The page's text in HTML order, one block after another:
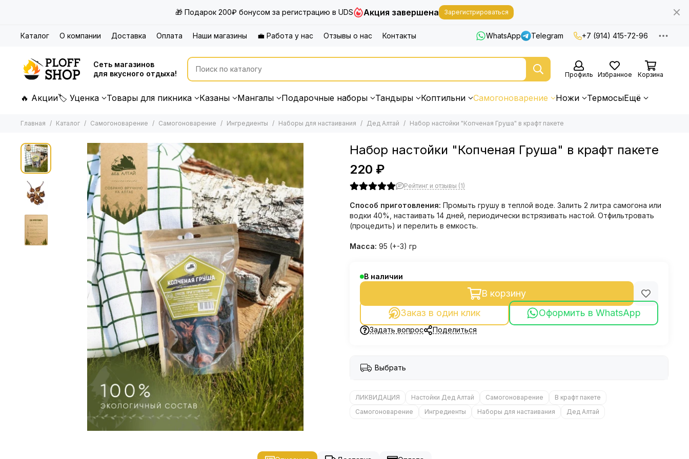
🎁 Подарок 200₽ бонусом за регистрацию в UDS Акция завершена Зарегистрироваться
Каталог О компании Доставка Оплата Наши магазины 💼 Работа у нас Отзывы о нас Контакты WhatsApp Telegram +7 (914) 415-72-96
Сеть магазинов
для вкусного отдыха!
Профиль Избранное Корзина
🔥 Акции🏷 Уценка Товары для пикника Казаны Мангалы Подарочные наборы Тандыры Коптильни Самогоноварение Ножи ТермосыЕщё
Главная Каталог Самогоноварение Самогоноварение Ингредиенты Наборы для настаивания Дед Алтай Набор настойки "Копченая Груша" в крафт пакете
Набор настойки "Копченая Груша" в крафт пакете
220 ₽
Рейтинг и отзывы (1)
Способ приготовления: Промыть грушу в теплой воде. Залить 2 литра самогона или
водки 40%, настаивать 14 дней, периодически встрязивать настой. Отфильтровать
(процедить) и перелить в емкость.
Масса: 95 (+-3) гр
В наличии
В корзину
Заказ в один клик
Оформить в WhatsApp
Задать вопрос Поделиться
Выбрать
ЛИКВИДАЦИЯ Настойки Дед Алтай Самогоноварение
В крафт пакете
Самогоноварение
Ингредиенты Наборы для настаивания Дед Алтай